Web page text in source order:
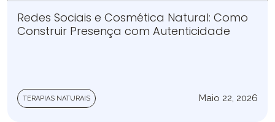
Redes Sociais e Cosmética Natural: Como
Construir Presença com Autenticidade
TERAPIAS NATURAIS Maio 22, 2026